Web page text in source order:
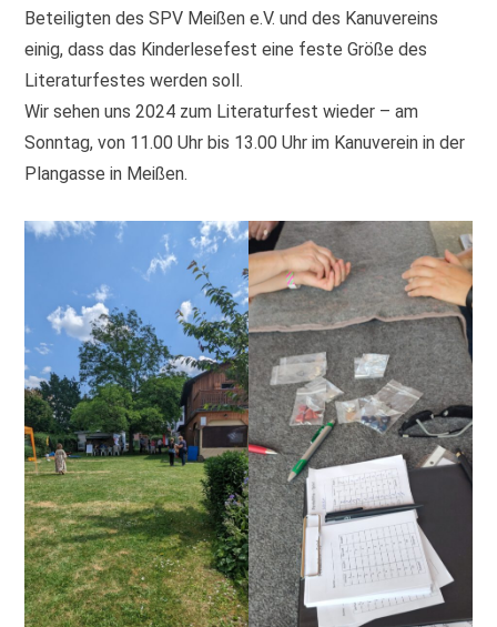
Beteiligten des SPV Meißen e.V. und des Kanuvereins
einig, dass das Kinderlesefest eine feste Größe des
Literaturfestes werden soll.
Wir sehen uns 2024 zum Literaturfest wieder – am
Sonntag, von 11.00 Uhr bis 13.00 Uhr im Kanuverein in der
Plangasse in Meißen.